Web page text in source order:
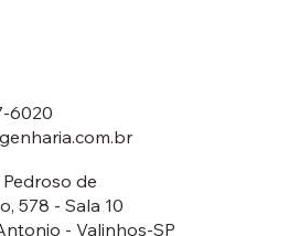
Conceitos básicos sobre
Pavimentos de Concreto
6020
de
578 - Sala 10
- Valinhos-SP